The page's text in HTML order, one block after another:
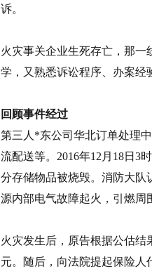
诉。
火灾事关企业生死存亡，那
学，又熟悉诉讼程序、办案经
回顾事件经过
第三人*东公司华北订单处理
流配送等。2016年12月18日3
分存储物品被烧毁。消防大队
源内部电气故障起火，引燃周
火灾发生后，原告根据公估结
元。随后，向法院提起保险人